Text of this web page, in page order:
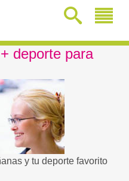
deporte para
y tu deporte favorito